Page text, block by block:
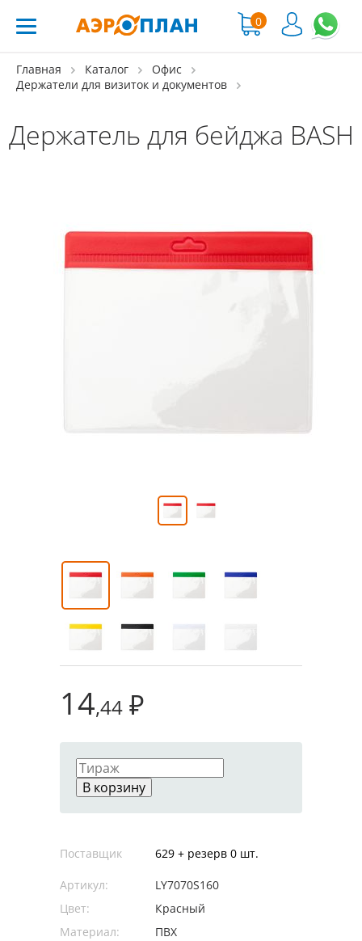
0
Главная Каталог
Офис
Держатели для визиток и документов
Держатель для бейджа BASH
14,44 ₽
В корзину
Поставщик 629 + резерв 0 шт.
Артикул:
LY7070S160
Цвет:
Красный
Материал:
ПВХ